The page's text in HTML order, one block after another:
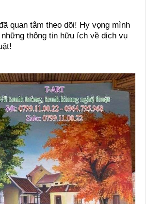
quan tâm theo dõi! Hy vọng mình
thông tin hữu ích về dịch vụ